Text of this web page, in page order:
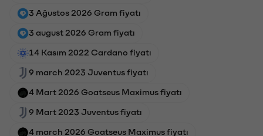
3 Ağustos 2026 Gram fiyatı
3 august 2026 Gram fiyatı
14 Kasım 2022 Cardano fiyatı
9 march 2023 Juventus fiyatı
4 Mart 2026 Goatseus Maximus fiyatı
9 Mart 2023 Juventus fiyatı
4 march 2026 Goatseus Maximus fiyatı